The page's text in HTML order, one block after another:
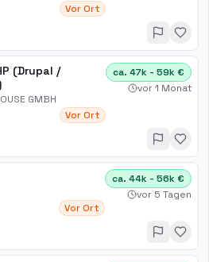
Vor Ort
(Drupal /
GMBH
Vor Ort
ca. 47k - 59k €
vor 1 Monat
Vor Ort
ca. 44k - 56k €
vor 5 Tagen